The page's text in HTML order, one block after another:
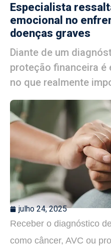
Especialista
emocional no
doenças graves
Diante de um
proteção financeira
no que realmente
julho 24, 2025
Receber o diagnóstico
como câncer, AVC ou